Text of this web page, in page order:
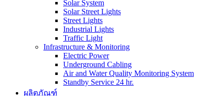
Solar System
Solar Street Lights
Street Lights
Industrial Lights
Traffic Light
Infrastructure & Monitoring
Electric Power
Underground Cabling
Air and Water Quality Monitoring System
Standby Service 24 hr.
ผลิตภัณฑ์